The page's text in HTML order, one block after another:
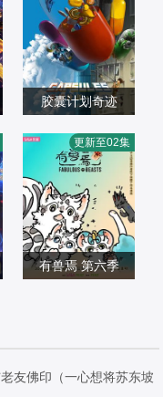
胶囊计划奇迹
国产动漫
2026/大陆
有兽焉 第六季
孙睿扬,沈依杭,许
潇文,涂鸦,幽幽
2026/中国大陆
更新至02集
友佛印（一心想将苏东坡